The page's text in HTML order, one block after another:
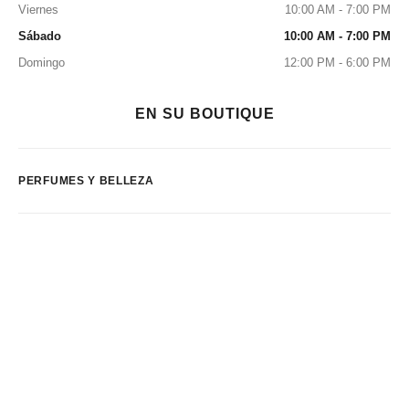
Viernes
10:00 AM - 7:00 PM
Sábado
10:00 AM - 7:00 PM
Domingo
12:00 PM - 6:00 PM
EN SU BOUTIQUE
PERFUMES Y BELLEZA